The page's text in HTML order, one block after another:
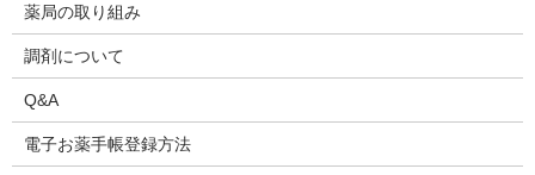
薬局の取り組み
調剤について
Q&A
電子お薬手帳登録方法